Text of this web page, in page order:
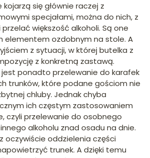
się głównie raczej z
specjałami, można do nich, z
większość alkoholi. Są one
elementem ozdobnym na stole. A
z sytuacji, w której butelka z
z konkretną zastawą.
ponadto przelewanie do karafek
trunków, które podane gościom nie
chluby. Jednak chyba
ich częstym zastosowaniem
czyli przelewanie do osobnego
alkoholu znad osadu na dnie.
oczywiście oddzielenia części
trunek. A dzięki temu